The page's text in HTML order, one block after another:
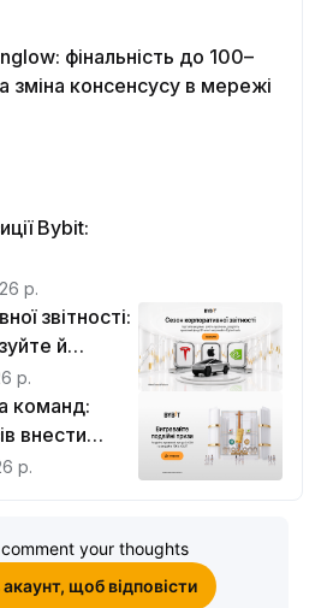
фінальність до 100–
зміна консенсусу в мережі
Bybit:
р.
звітності:
й
р.
команд:
внести
на
р.
your thoughts
акаунт, щоб відповісти